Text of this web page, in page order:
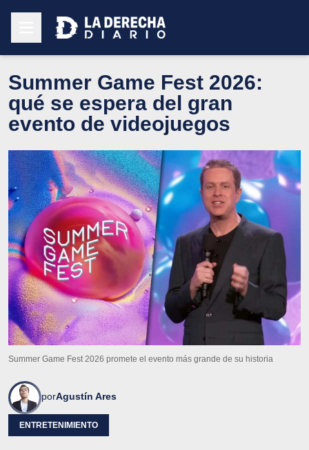
Summer Game Fest 2026:
qué se espera del gran
evento de videojuegos
Summer Game Fest 2026 promete el evento más grande de su historia
porAgustín Ares
ENTRETENIMIENTO